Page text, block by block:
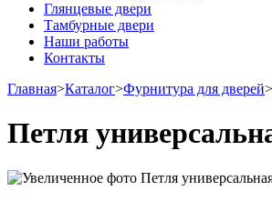
Глянцевые двери
Тамбурные двери
Наши работы
Контакты
Главная>Каталог>Фурнитура для дверей>
Петля